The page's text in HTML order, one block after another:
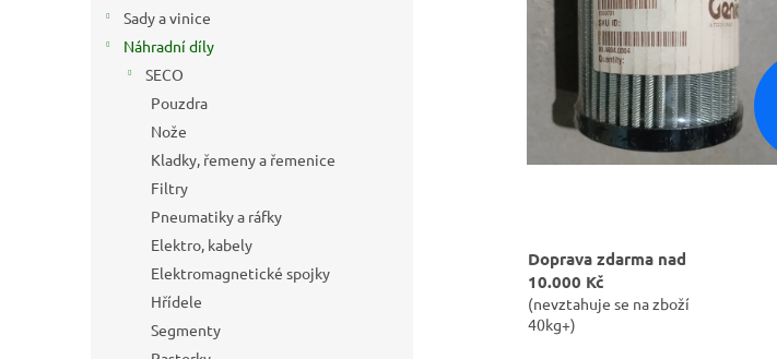
Sady a vinice
Náhradní díly
SECO
Pouzdra
Nože
Kladky, řemeny a řemenice
Filtry
Pneumatiky a ráfky
Elektro, kabely
Elektromagnetické spojky
Hřídele
Segmenty
Doprava zdarma nad
10.000 Kč
(nevztahuje se na zboží
40kg+)